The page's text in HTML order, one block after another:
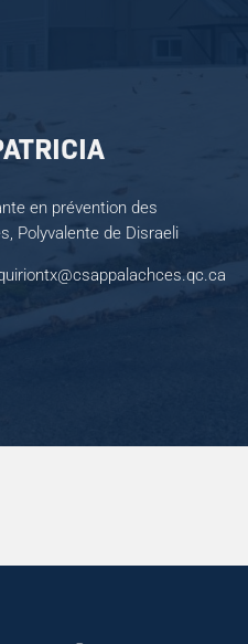
en prévention des
Polyvalente de Disraeli